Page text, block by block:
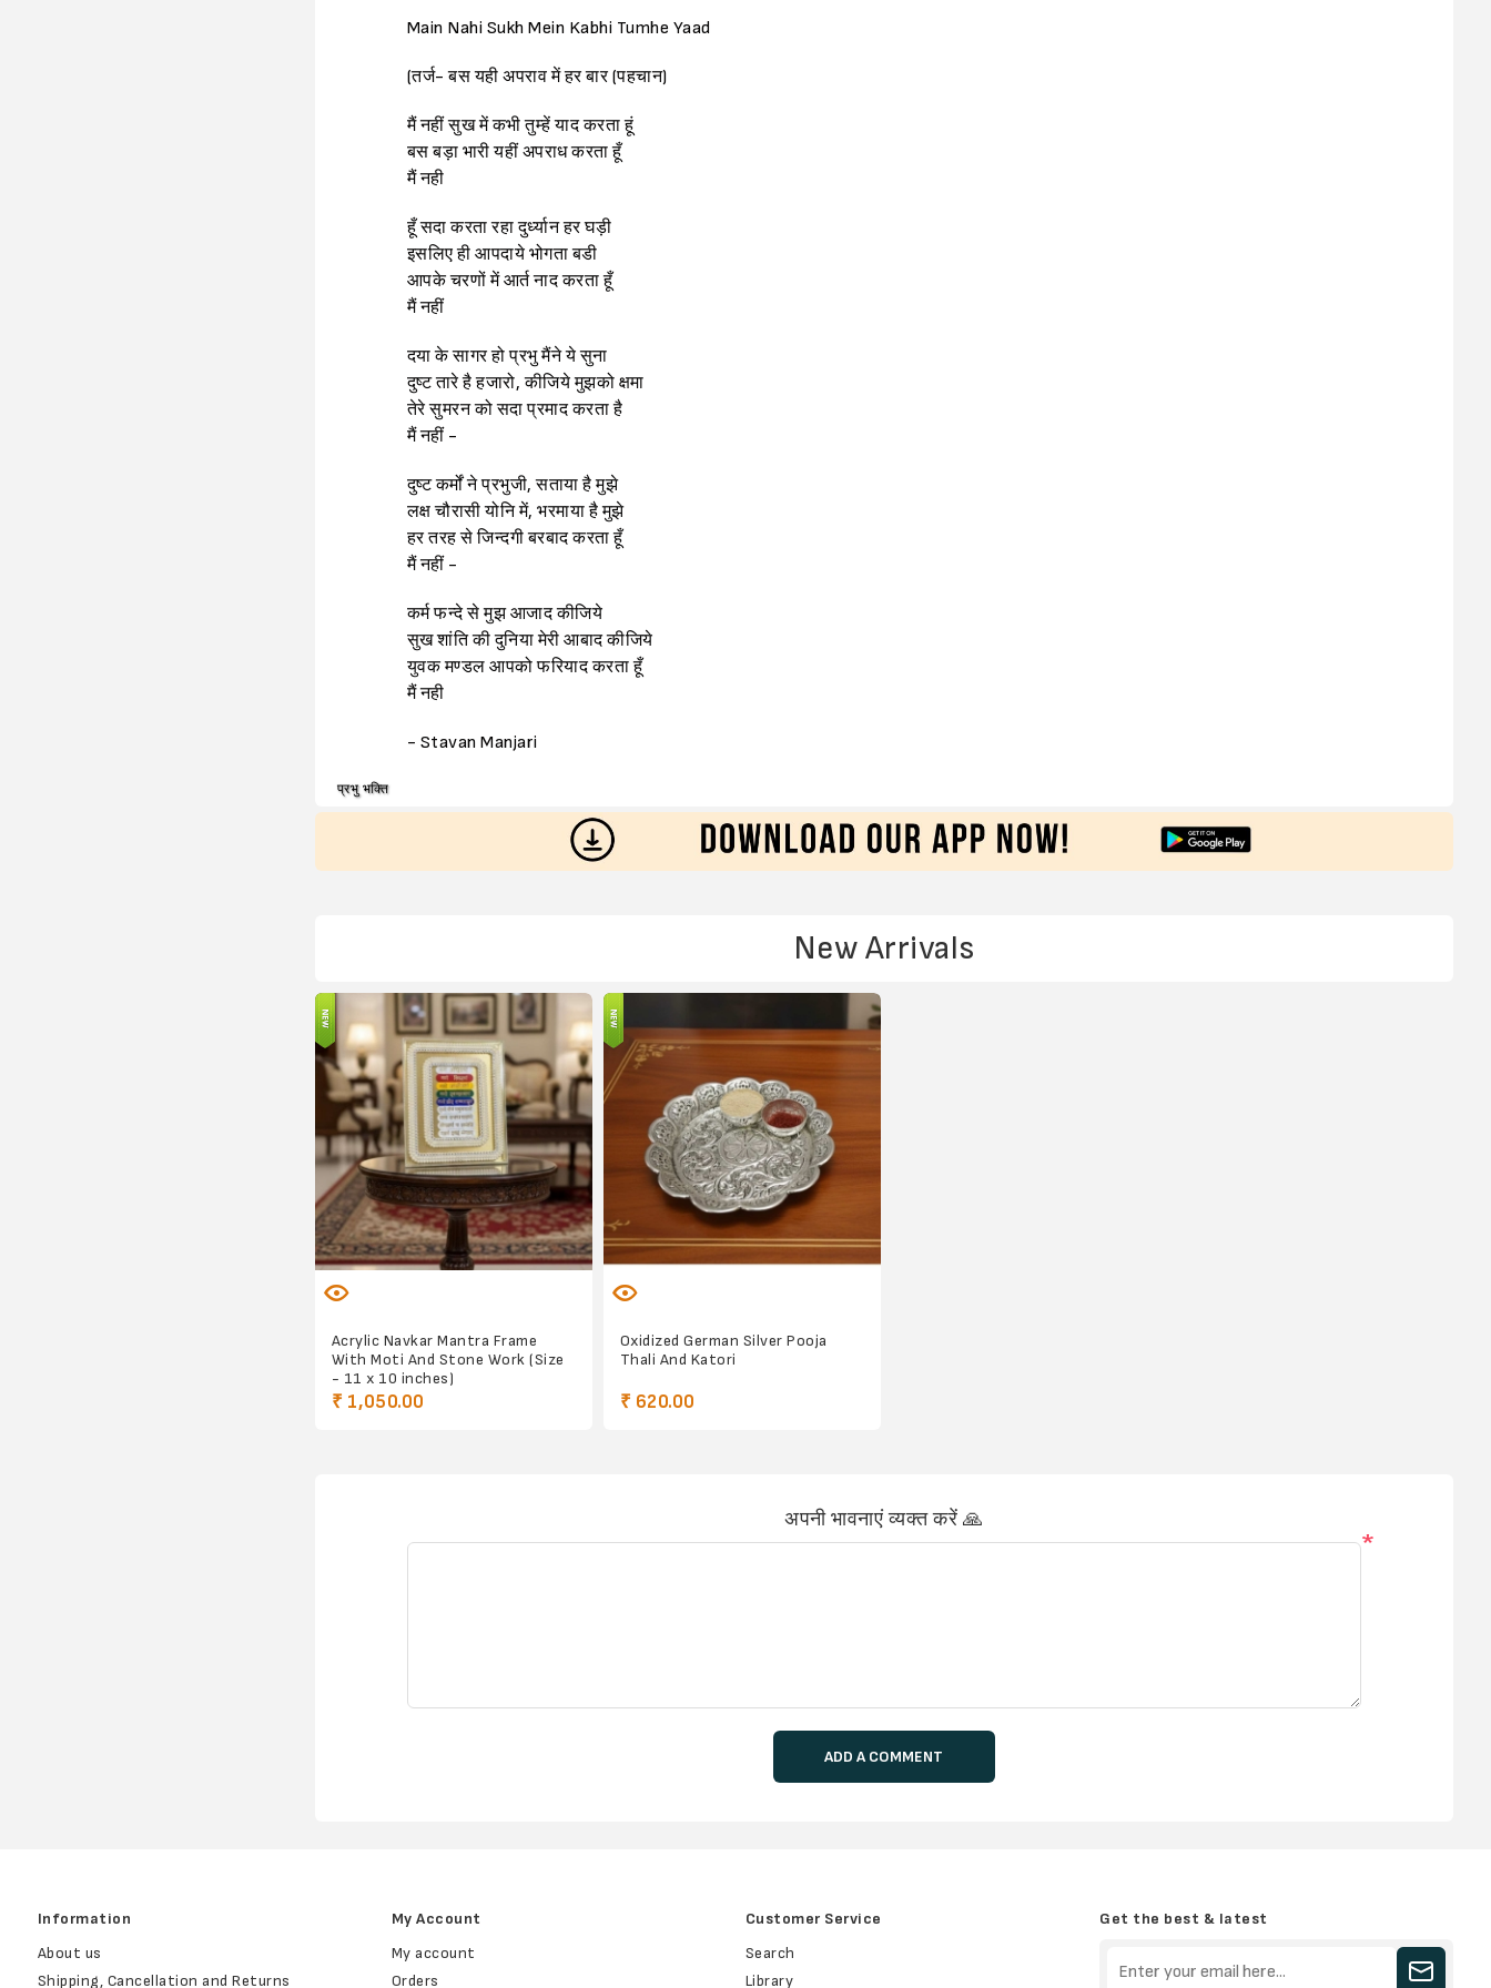
Main Nahi Sukh Mein Kabhi Tumhe Yaad
(तर्ज- बस यही अपराव में हर बार (पहचान)
मैं नहीं सुख में कभी तुम्हें याद करता हूं
बस बड़ा भारी यहीं अपराध करता हूँ
मैं नही
हूँ सदा करता रहा दुर्ध्यान हर घड़ी
इसलिए ही आपदाये भोगता बडी
आपके चरणों में आर्त नाद करता हूँ
मैं नहीं
दया के सागर हो प्रभु मैंने ये सुना
दुष्ट तारे है हजारो, कीजिये मुझको क्षमा
तेरे सुमरन को सदा प्रमाद करता है
मैं नहीं -
दुष्ट कर्मों ने प्रभुजी, सताया है मुझे
लक्ष चौरासी योनि में, भरमाया है मुझे
हर तरह से जिन्दगी बरबाद करता हूँ
मैं नहीं -
कर्म फन्दे से मुझ आजाद कीजिये
सुख शांति की दुनिया मेरी आबाद कीजिये
युवक मण्डल आपको फरियाद करता हूँ
मैं नही
- Stavan Manjari
प्रभु भक्ति
New Arrivals
Acrylic Navkar Mantra Frame
With Moti And Stone Work (Size
- 11 x 10 inches)
₹ 1,050.00
Oxidized German Silver Pooja
Thali And Katori
₹ 620.00
अपनी भावनाएं व्यक्त करें 🙏
*
ADD A COMMENT
Information
About us
Shipping, Cancellation and Returns
My Account
My account
Orders
Customer Service
Search
Library
Get the best & latest